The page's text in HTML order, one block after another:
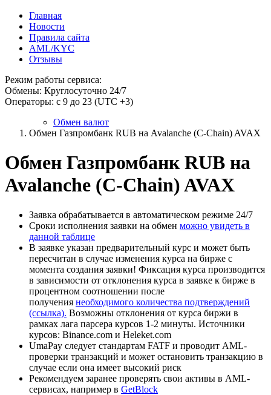
Главная
Новости
Правила сайта
AML/KYC
Отзывы
Режим работы сервиса:
Обмены: Круглосуточно 24/7
Операторы: с 9 до 23 (UTC +3)
Обмен валют
Обмен Газпромбанк RUB на Avalanche (C-Chain) AVAX
Обмен Газпромбанк RUB на
Avalanche (C-Chain) AVAX
Заявка обрабатывается в автоматическом режиме 24/7
Сроки исполнения заявки на обмен можно увидеть в
данной таблице
В заявке указан предварительный курс и может быть
пересчитан в случае изменения курса на бирже с
момента создания заявки! Фиксация курса производится
в зависимости от отклонения курса в заявке к бирже в
процентном соотношении после
получения необходимого количества подтверждений
(ссылка). Возможны отклонения от курса биржи в
рамках лага парсера курсов 1-2 минуты. Источники
курсов: Binance.com и Heleket.com
UmaPay следует стандартам FATF и проводит AML-
проверки транзакций и может остановить транзакцию в
случае если она имеет высокий риск
Рекомендуем заранее проверять свои активы в AML-
сервисах, например в GetBlock